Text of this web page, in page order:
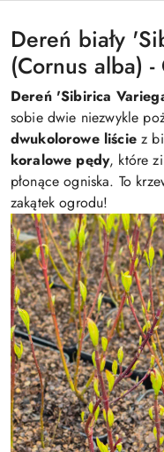
Dereń biały
(Cornus alba)
Dereń 'Sibirica
sobie dwie niezwykle
dwukolorowe liściez
koralowe pędy, które
płonące ogniska. To
zakątek ogrodu!